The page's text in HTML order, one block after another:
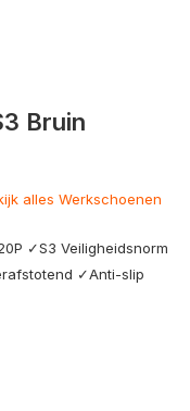
Bruin
alles Werkschoenen
✓S3 Veiligheidsnorm
✓Anti-slip